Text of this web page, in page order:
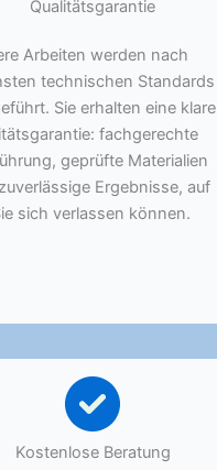
Qualitätsgarantie
Arbeiten werden nach
technischen Standards
Sie erhalten eine klare
fachgerechte
geprüfte Materialien
Ergebnisse, auf
sich verlassen können.
Kostenlose Beratung